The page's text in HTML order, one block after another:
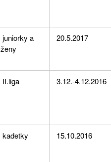
juniorky a
ženy
20.5.2017
II.liga 3.12.-4.12.2016
kadetky 15.10.2016